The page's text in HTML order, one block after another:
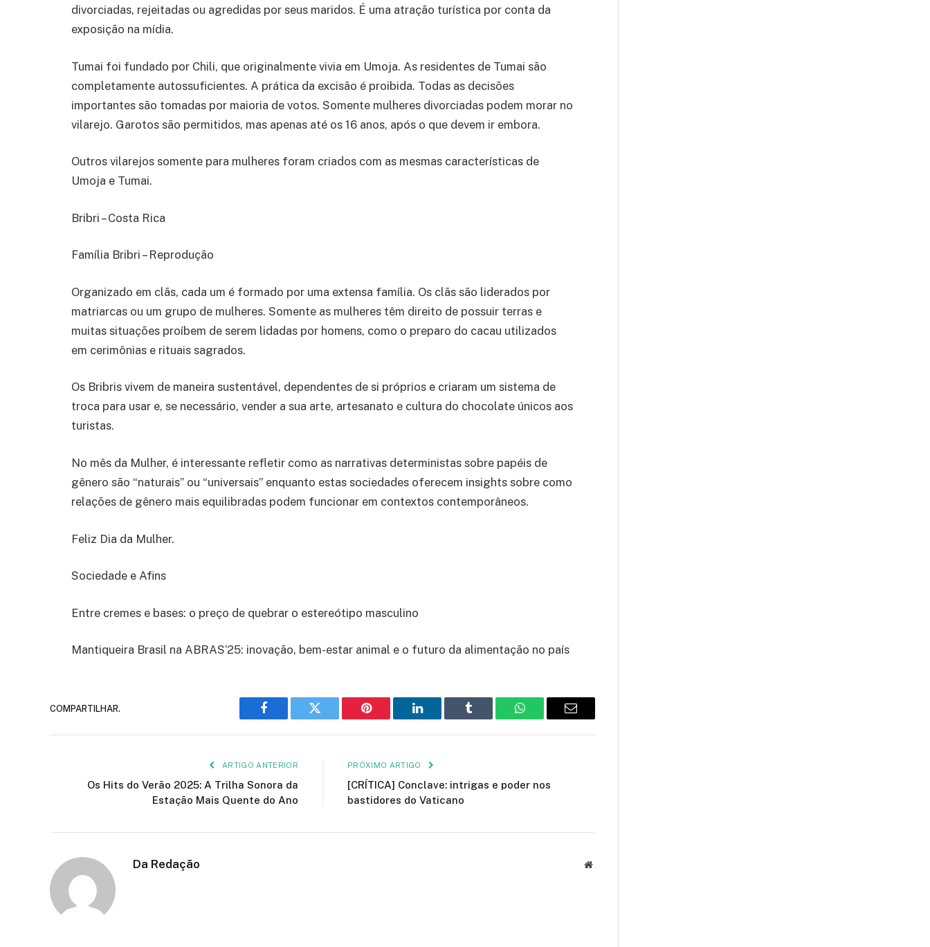
divorciadas, rejeitadas ou agredidas por seus maridos. É uma atração turística por conta da
exposição na mídia.
Tumai foi fundado por Chili, que originalmente vivia em Umoja. As residentes de Tumai são
completamente autossuficientes. A prática da excisão é proibida. Todas as decisões
importantes são tomadas por maioria de votos. Somente mulheres divorciadas podem morar no
vilarejo. Garotos são permitidos, mas apenas até os 16 anos, após o que devem ir embora.
Outros vilarejos somente para mulheres foram criados com as mesmas características de
Umoja e Tumai.
Bribri – Costa Rica
Família Bribri – Reprodução
Organizado em clãs, cada um é formado por uma extensa família. Os clãs são liderados por
matriarcas ou um grupo de mulheres. Somente as mulheres têm direito de possuir terras e
muitas situações proíbem de serem lidadas por homens, como o preparo do cacau utilizados
em cerimônias e rituais sagrados.
Os Bribris vivem de maneira sustentável, dependentes de si próprios e criaram um sistema de
troca para usar e, se necessário, vender a sua arte, artesanato e cultura do chocolate únicos aos
turistas.
No mês da Mulher, é interessante refletir como as narrativas deterministas sobre papéis de
gênero são “naturais” ou “universais” enquanto estas sociedades oferecem insights sobre como
relações de gênero mais equilibradas podem funcionar em contextos contemporâneos.
Feliz Dia da Mulher.
Sociedade e Afins
Entre cremes e bases: o preço de quebrar o estereótipo masculino
Mantiqueira Brasil na ABRAS’25: inovação, bem-estar animal e o futuro da alimentação no país
COMPARTILHAR.
Facebook Twitter Pinterest LinkedIn Tumblr WhatsAppE-
ARTIGO ANTERIOR
Os Hits do Verão 2025: A Trilha Sonora da
Estação Mais Quente do Ano
PRÓXIMO ARTIGO
[CRÍTICA] Conclave: intrigas e poder nos
bastidores do Vaticano
Da Redação Site